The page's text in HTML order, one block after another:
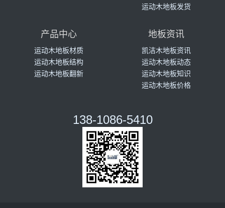
运动木地板发货
产品中心
运动木地板材质
运动木地板结构
运动木地板翻新
地板资讯
凯洁木地板资讯
运动木地板动态
运动木地板知识
运动木地板价格
138-1086-5410